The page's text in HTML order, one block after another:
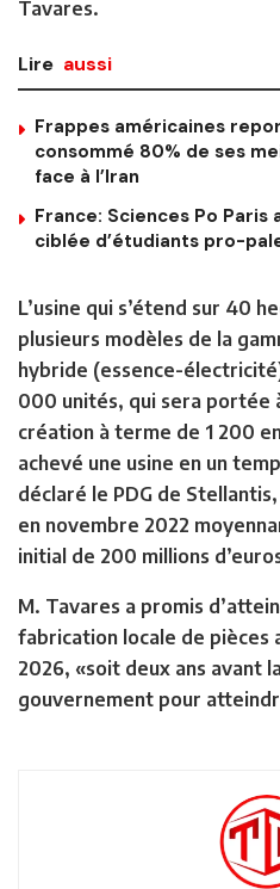
Tavares.
Lire aussi
Frappes américaines
consommé 80% de ses
face à l’Iran
France: Sciences Po Paris
ciblée d’étudiants pro-
L’usine qui s’étend sur 40
plusieurs modèles de la
hybride (essence-
000 unités, qui sera portée
création à terme de 1 200
achevé une usine en un
déclaré le PDG de
en novembre 2022
initial de 200 millions
M. Tavares a promis
fabrication locale de pièces
2026, «soit deux ans avant
gouvernement pour